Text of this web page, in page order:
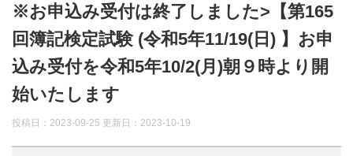
※お申込み受付は終了しました>【第165
回簿記検定試験 (令和5年11/19(日) 】お申
込み受付を令和5年10/2(月)朝９時より開
始いたします
投稿日：2023-09-25 更新日： 2023-10-19